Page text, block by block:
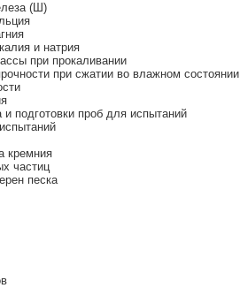
(Ш)
и натрия
при прокаливании
при сжатии во влажном состоянии
подготовки проб для испытаний
кремния
частиц
песка